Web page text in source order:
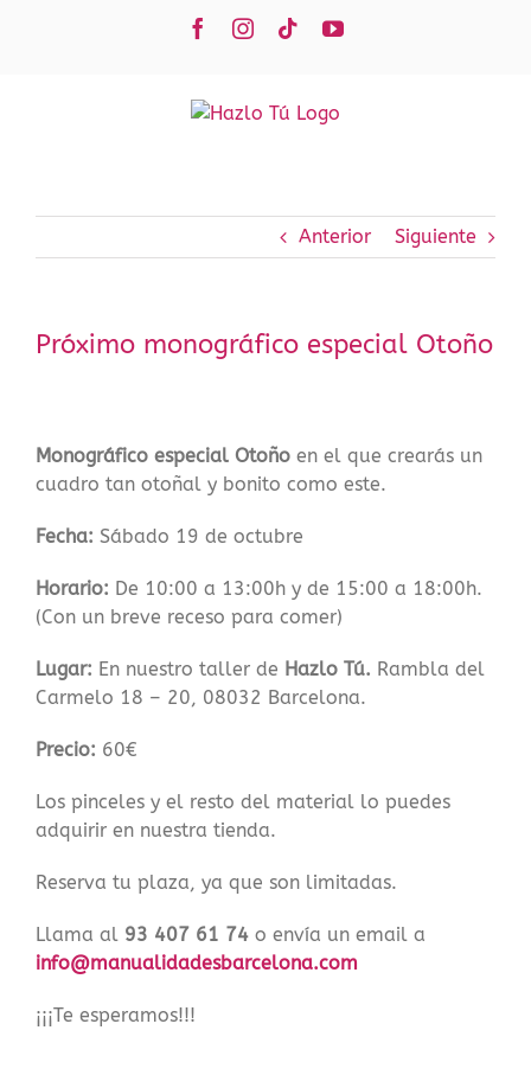
FacebookInstagram
TiktokYouTube
Anterior Siguiente
Próximo monográfico especial Otoño
Monográfico especial Otoño en el que crearás un
cuadro tan otoñal y bonito como este.
Fecha: Sábado 19 de octubre
Horario: De 10:00 a 13:00h y de 15:00 a 18:00h.
(Con un breve receso para comer)
Lugar: En nuestro taller de Hazlo Tú. Rambla del
Carmelo 18 – 20, 08032 Barcelona.
Precio: 60€
Los pinceles y el resto del material lo puedes
adquirir en nuestra tienda.
Reserva tu plaza, ya que son limitadas.
Llama al 93 407 61 74 o envía un email a
info@manualidadesbarcelona.com
¡¡¡Te esperamos!!!